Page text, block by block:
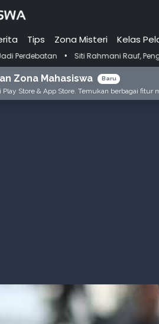
Tips Zona Misteri Kelas
• Siti Rahmani Rauf, Pengarang Buku
Zona Mahasiswa Baru
Play Store & App Store. Temukan berbagai